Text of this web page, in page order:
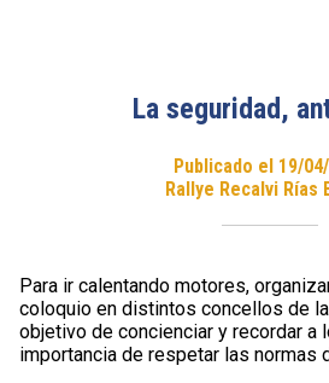
La seguridad,
Publicado el 19/
Rallye Recalvi Rías
Para ir calentando motores,
coloquio en distintos concellos de
objetivo de concienciar y recordar a
importancia de respetar las normas